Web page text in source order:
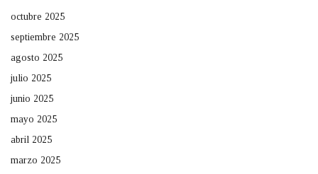
octubre 2025
septiembre 2025
agosto 2025
julio 2025
junio 2025
mayo 2025
abril 2025
marzo 2025